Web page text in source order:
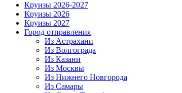
Круизы 2026-2027
Круизы 2026
Круизы 2027
Город отправления
Из Астрахани
Из Волгограда
Из Казани
Из Москвы
Из Нижнего Новгорода
Из Самары